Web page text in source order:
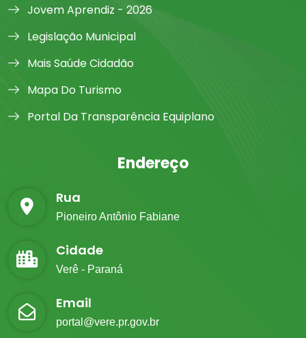
Jovem Aprendiz - 2026
Legislação Municipal
Mais Saúde Cidadão
Mapa Do Turismo
Portal Da Transparência Equiplano
Endereço
Rua
Pioneiro Antônio Fabiane
Cidade
Verê - Paraná
Email
portal@vere.pr.gov.br